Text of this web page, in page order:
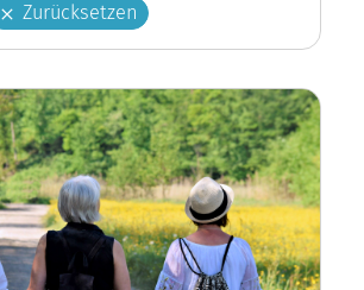
Zurücksetzen